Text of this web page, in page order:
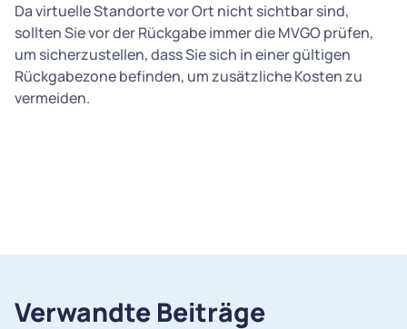
Da virtuelle Standorte vor Ort nicht sichtbar sind,
sollten Sie vor der Rückgabe immer die MVGO prüfen,
um sicherzustellen, dass Sie sich in einer gültigen
Rückgabezone befinden, um zusätzliche Kosten zu
vermeiden.
Verwandte Beiträge